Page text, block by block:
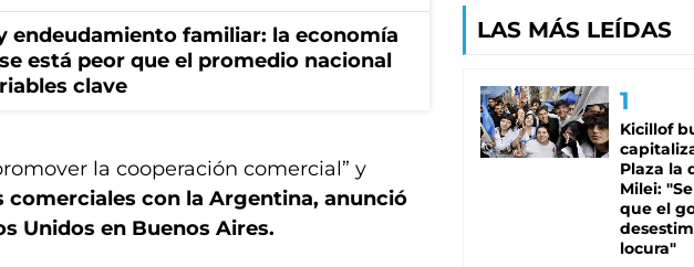
endeudamiento familiar: la economía
está peor que el promedio nacional
clave
la cooperación comercial” y
comerciales con la Argentina, anunció
Unidos en Buenos Aires.
LAS MÁS LEÍDAS
Kicillof
Plaza la
Milei:
que el
locura"